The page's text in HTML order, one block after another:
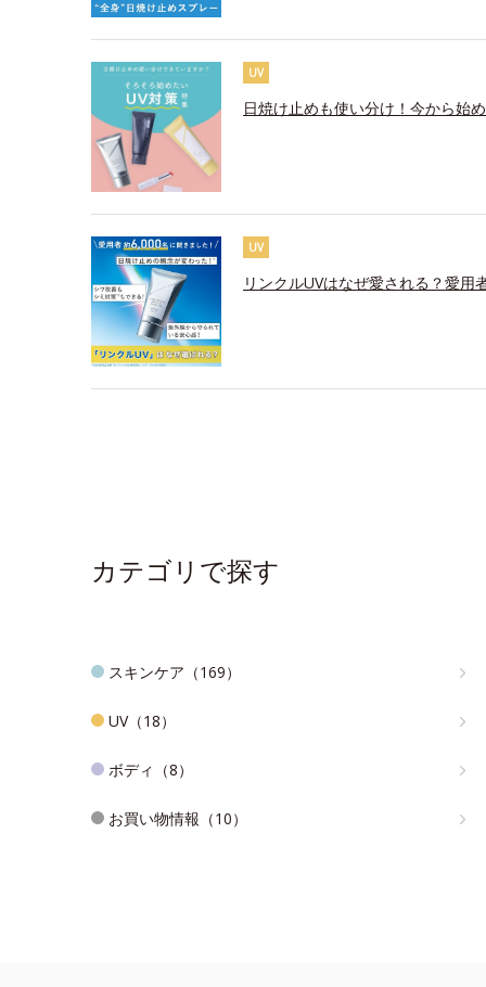
UV
日焼け止めも使い分け！今から始
UV
リンクルUVはなぜ愛される？愛
カテゴリで探す
スキンケア（169）
UV（18）
ボディ（8）
お買い物情報（10）